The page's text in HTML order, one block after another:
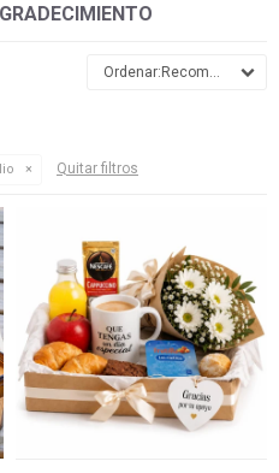
Recomendados
Quitar filtros